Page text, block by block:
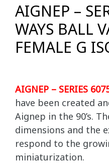
AIGNEP –
WAYS BALL
FEMALE G
AIGNEP – SERIES
have been created
Aignep in the 90’s.
dimensions and the
respond to the
miniaturization.